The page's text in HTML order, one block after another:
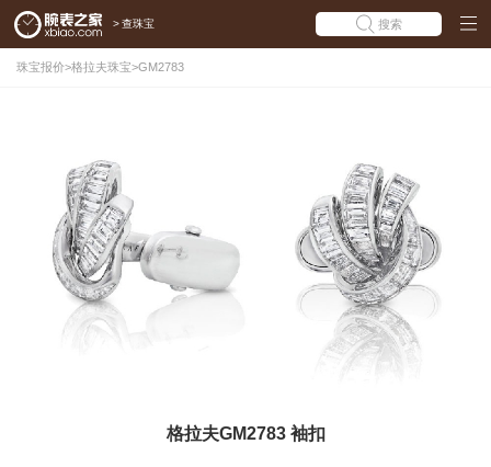
> 查珠宝 搜索
珠宝报价>格拉夫珠宝>GM2783
格拉夫GM2783 袖扣